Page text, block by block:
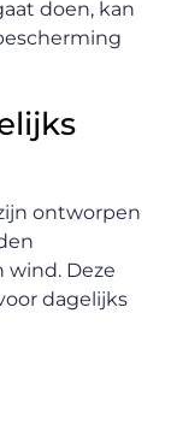
doen, kan
ontworpen
Deze
dagelijks